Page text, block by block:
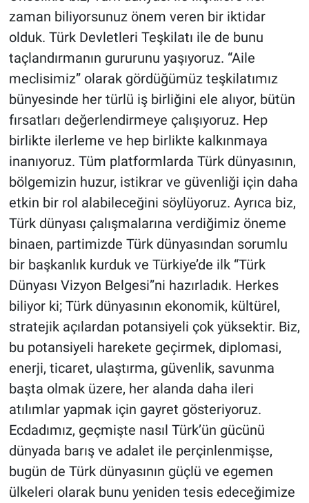
zaman biliyorsunuz önem veren bir iktidar
olduk. Türk Devletleri Teşkilatı ile de bunu
taçlandırmanın gururunu yaşıyoruz. “Aile
meclisimiz” olarak gördüğümüz teşkilatımız
bünyesinde her türlü iş birliğini ele alıyor, bütün
fırsatları değerlendirmeye çalışıyoruz. Hep
birlikte ilerleme ve hep birlikte kalkınmaya
inanıyoruz. Tüm platformlarda Türk dünyasının,
bölgemizin huzur, istikrar ve güvenliği için daha
etkin bir rol alabileceğini söylüyoruz. Ayrıca biz,
Türk dünyası çalışmalarına verdiğimiz öneme
binaen, partimizde Türk dünyasından sorumlu
bir başkanlık kurduk ve Türkiye’de ilk “Türk
Dünyası Vizyon Belgesi”ni hazırladık. Herkes
biliyor ki; Türk dünyasının ekonomik, kültürel,
stratejik açılardan potansiyeli çok yüksektir. Biz,
bu potansiyeli harekete geçirmek, diplomasi,
enerji, ticaret, ulaştırma, güvenlik, savunma
başta olmak üzere, her alanda daha ileri
atılımlar yapmak için gayret gösteriyoruz.
Ecdadımız, geçmişte nasıl Türk’ün gücünü
dünyada barış ve adalet ile perçinlenmişse,
bugün de Türk dünyasının güçlü ve egemen
ülkeleri olarak bunu yeniden tesis edeceğimize